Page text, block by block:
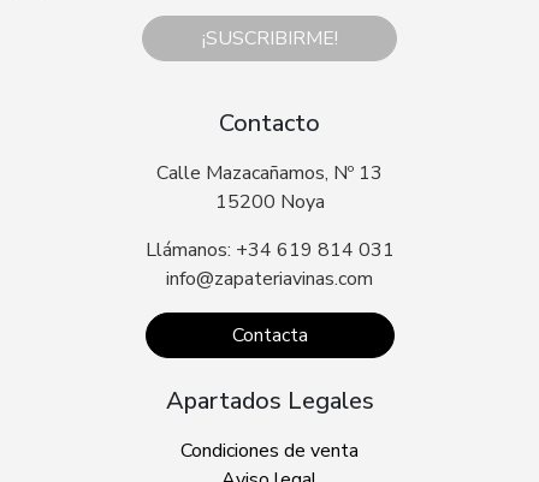
¡SUSCRIBIRME!
Contacto
Calle Mazacañamos, Nº 13
15200 Noya
Llámanos: +34 619 814 031
info@zapateriavinas.com
Contacta
Apartados Legales
Condiciones de venta